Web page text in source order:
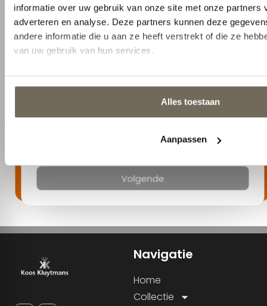
Selecteer
Volgende
Navigatie
Home
Collectie